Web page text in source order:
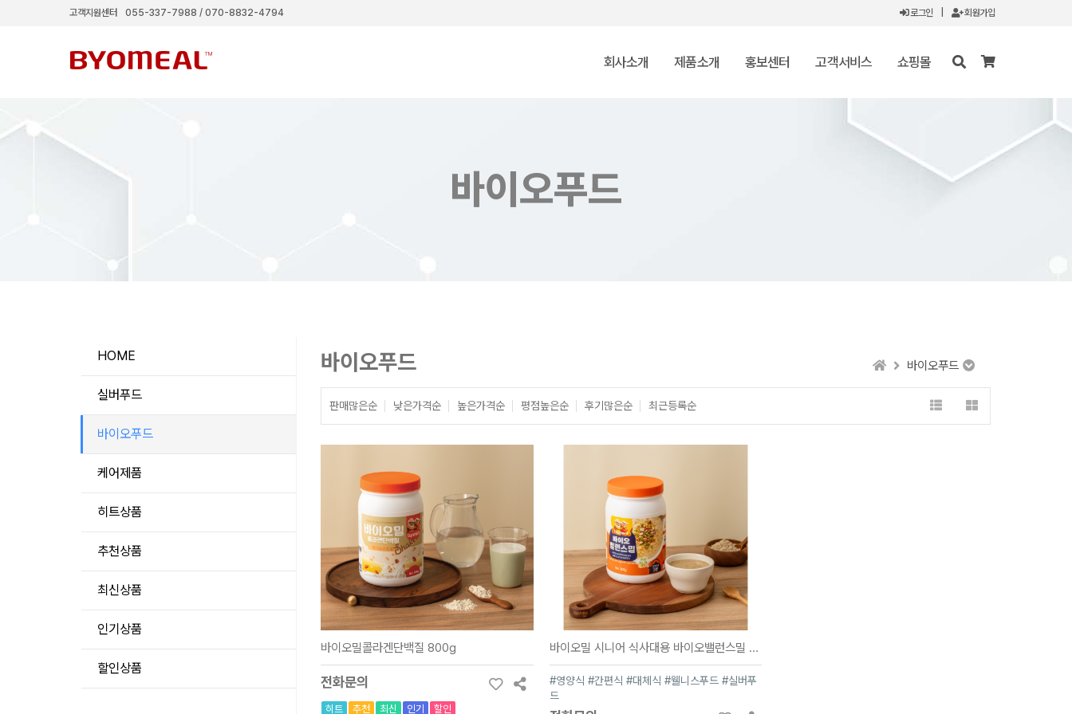
고객지원센터 055-337-7988 / 070-8832-4794 로그인 회원가입
회사소개 제품소개 홍보센터 고객서비스 쇼핑몰
바이오푸드
HOME
실버푸드
바이오푸드
케어제품
히트상품
추천상품
최신상품
인기상품
할인상품
바이오푸드 바이오푸드
판매많은순 낮은가격순 높은가격순 평점높은순 후기많은순 최근등록순
바이오밀콜라겐단백질 800g
전화문의
히트 추천 최신 인기 할인
바이오밀 시니어 식사대용 바이오밸런스밀 800g
#영양식 #간편식 #대체식 #웰니스푸드 #실버푸
드